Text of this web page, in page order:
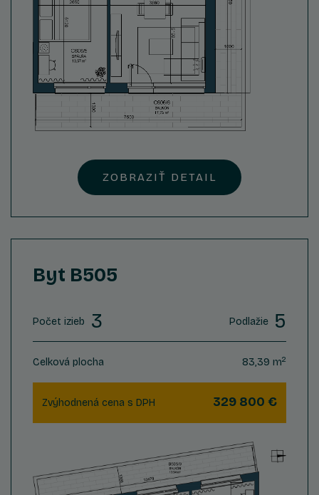
ZOBRAZIŤ DETAIL
Byt B505
Počet izieb 3 Podlažie 5
Celková plocha 83,39 m2
Zvýhodnená cena s DPH 329 800 €